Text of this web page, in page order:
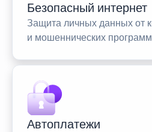
Безопасный интернет
Защита личных данных от
и мошеннических
Автоплатежи